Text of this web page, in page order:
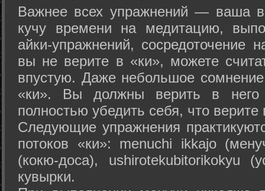
Важнее всех упражнений — ваша
кучу времени на медитацию,
айки-упражнений, сосредоточение
вы не верите в «ки», можете
впустую. Даже небольшое сомнение
«ки». Вы должны верить в
полностью убедить себя, что верите
Следующие упражнения
потоков «ки»: menuchi ikkajo
(кокю-доса), ushiro­tekubitori­kokyu
кувырки.